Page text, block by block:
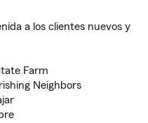
a los clientes nuevos y
Farm
Neighbors